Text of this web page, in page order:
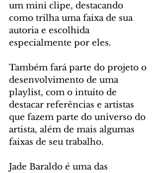
um mini clipe, destacando
como trilha uma faixa de sua
autoria e escolhida
especialmente por eles.
Também fará parte do projeto o
desenvolvimento de uma
playlist, com o intuito de
destacar referências e artistas
que fazem parte do universo do
artista, além de mais algumas
faixas de seu trabalho.
Jade Baraldo é uma das